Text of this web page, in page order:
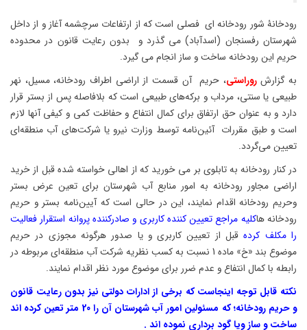
رودخانۀ شور رودخانه ای فصلی است که از ارتفاعات سرچشمه آغاز و از داخل
شهرستان رفسنجان (اسدآباد) می گذرد و بدون رعایت قانون در محدوده
حریم این رودخانه ساخت و ساز انجام می گیرد.
به گزارشروراستی، حریم آن قسمت از اراضی اطراف رودخانه، مسیل، نهر
طبیعی یا سنتی، مرداب و برکه‌های طبیعی است که بلافاصله پس از بستر قرار
دارد و به عنوان حق ارتفاق برای کمال انتفاع و حفاظت کمی و کیفی آنها لازم
است و طبق مقررات آئین‌نامه توسط وزارت نیرو یا شرکت‌های آب منطقه‌ای
تعیین می‌گردد.
در کنار رودخانه به تابلوی بر می خورید که از اهالی خواسته شده قبل از خرید
اراضی مجاور رودخانه به امور منابع آب شهرستان برای تعین عرض بستر
وحریم رودخانه اقدام نمایند، این در حالی است که آیین‌نامه بستر و حریم
رودخانه هاکلیه مراجع تعیین کننده کاربری و صادر‌کننده پروانه استقرار فعالیت
را مکلف کردهقبل از تعیین کاربری و یا صدور هرگونه مجوزی در حریم
موضوع بند «خ» ماده 1 نسبت به کسب نظریه شرکت آب منطقه‌ای مربوطه در
رابطه با کمال انتفاع و عدم ضرر برای موضوع مورد نظر اقدام نمایند.
نکته قابل توجه اینجاست که برخی از ادارات دولتی نیز بدون رعایت قانون
و حریم رودخانه؛ که مسئولین امور آب شهرستان آن را 20 متر تعین کرده اند
ساخت و ساز ویا گود برداری نموده اند .